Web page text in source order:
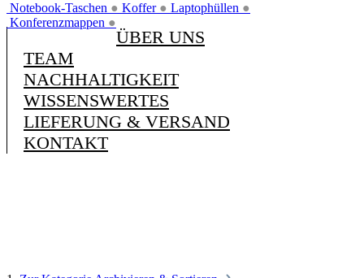
Notebook-Taschen ● Koffer ● Laptophüllen ●
Konferenzmappen ●
ÜBER UNS
TEAM
NACHHALTIGKEIT
WISSENSWERTES
LIEFERUNG & VERSAND
KONTAKT